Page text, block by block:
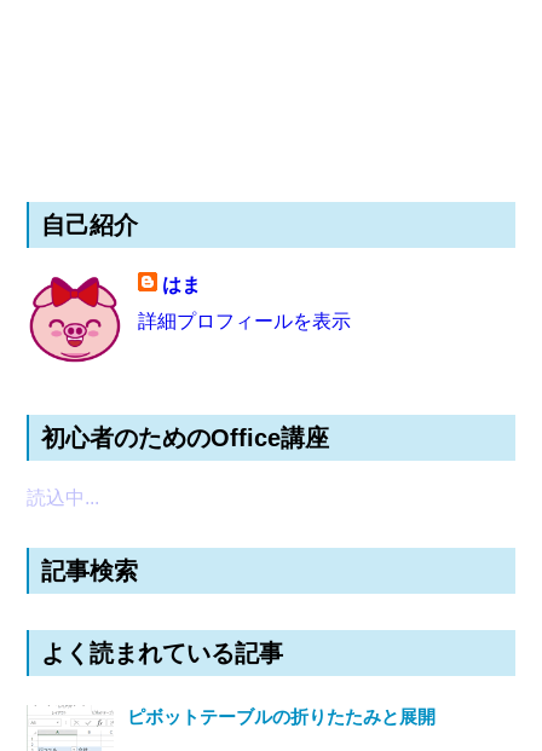
自己紹介
はま
詳細プロフィールを表示
初心者のためのOffice講座
読込中...
記事検索
よく読まれている記事
ピボットテーブルの折りたたみと展開